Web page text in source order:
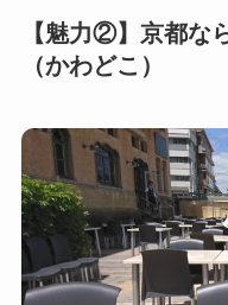
【魅力②】京都な
（かわどこ）